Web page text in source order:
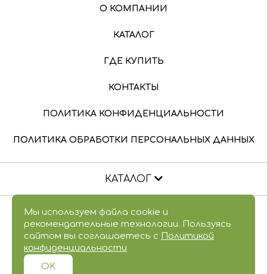
О КОМПАНИИ
КАТАЛОГ
ГДЕ КУПИТЬ
КОНТАКТЫ
ПОЛИТИКА КОНФИДЕНЦИАЛЬНОСТИ
ПОЛИТИКА ОБРАБОТКИ ПЕРСОНАЛЬНЫХ ДАННЫХ
КАТАЛОГ
НОВИНКИ
ИММУНИТЕТ
2010 — 2026 © Лакомства для здоровья. Все
права защищены.
Поставщикам
Мы используем файла cookie и
рекомендательные технологии. Пользуясь
сайтом вы соглашаетесь с Политикой
конфиденциальности
OK